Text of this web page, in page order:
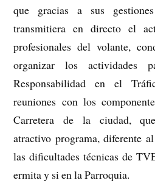
que gracias a sus
transmitiera en directo el
profesionales del volante,
organizar los actividades
Responsabilidad en el
reuniones con los
Carretera de la ciudad,
atractivo programa, diferente
las dificultades técnicas de
ermita y si en la Parroquia.